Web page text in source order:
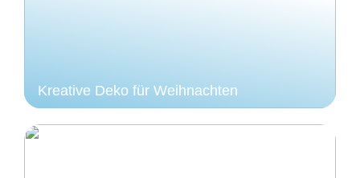
Kreative Deko für Weihnachten